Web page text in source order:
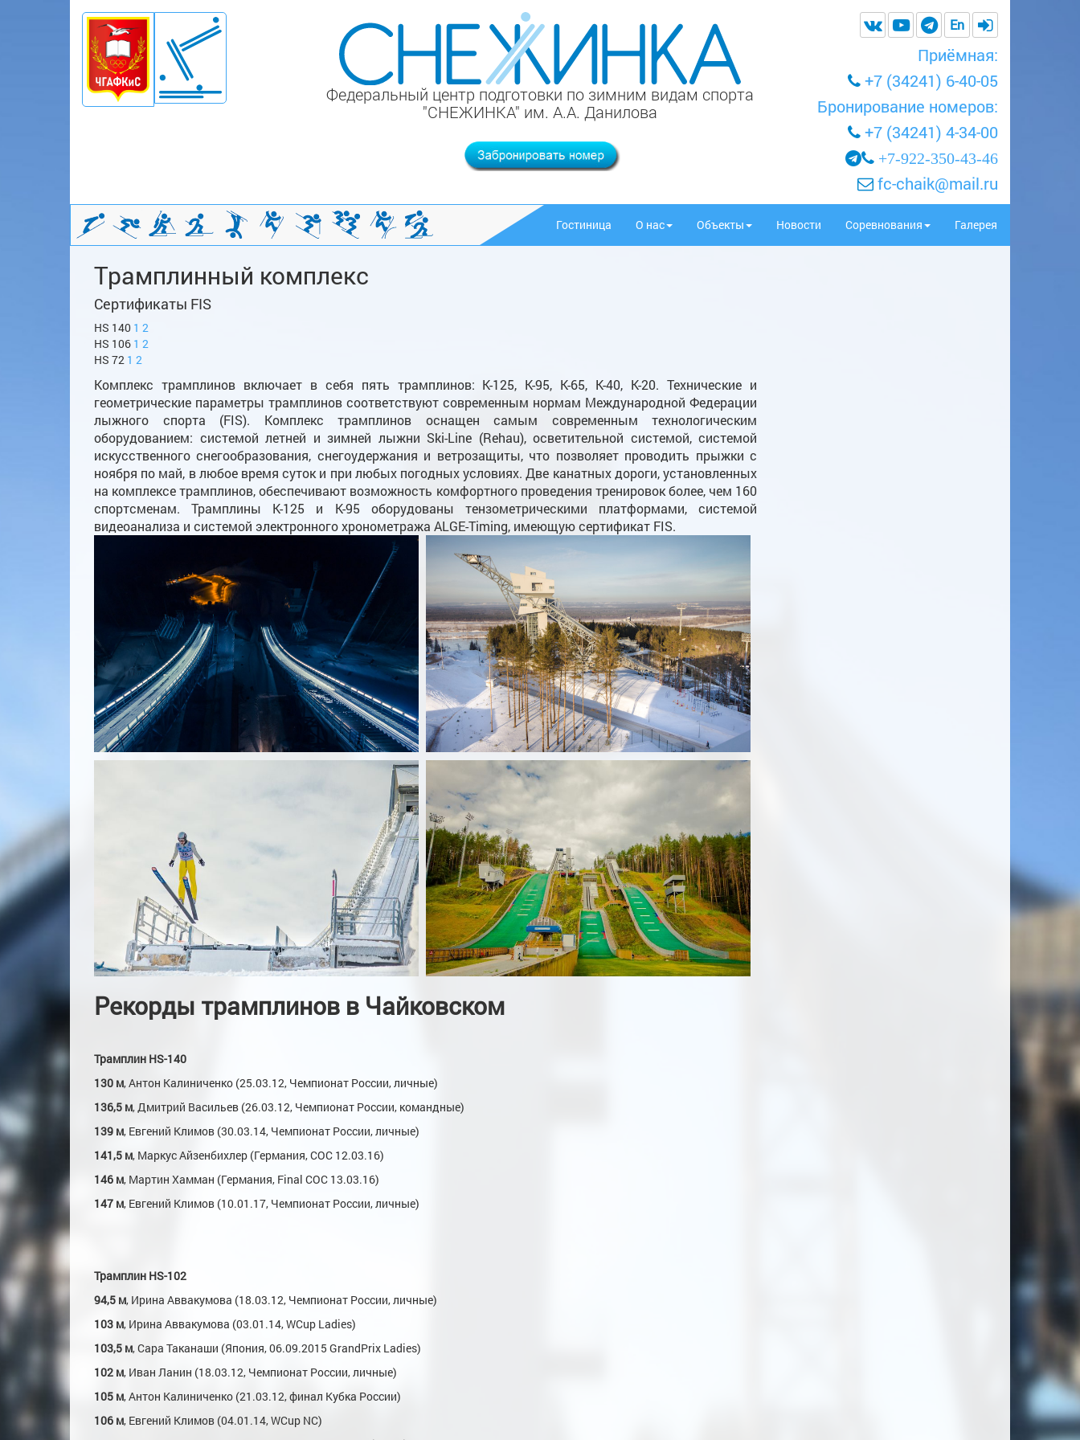
En
Приёмная:
+7 (34241) 6-40-05
Бронирование номеров:
+7 (34241) 4-34-00
+7-922-350-43-46
fc-chaik@mail.ru
Федеральный центр подготовки по зимним видам спорта
"СНЕЖИНКА" им. А.А. Данилова
Гостиница О нас Объекты Новости Соревнования Галерея
Трамплинный комплекс
Сертификаты FIS
HS 140 1 2
HS 106 1 2
HS 72 1 2
Комплекс трамплинов включает в себя пять трамплинов: К-125, К-95, К-65, К-40, К-20. Технические и
геометрические параметры трамплинов соответствуют современным нормам Международной Федерации
лыжного спорта (FIS). Комплекс трамплинов оснащен самым современным технологическим
оборудованием: системой летней и зимней лыжни Ski-Line (Rehau), осветительной системой, системой
искусственного снегообразования, снегоудержания и ветрозащиты, что позволяет проводить прыжки с
ноября по май, в любое время суток и при любых погодных условиях. Две канатных дороги, установленных
на комплексе трамплинов, обеспечивают возможность комфортного проведения тренировок более, чем 160
спортсменам. Трамплины К-125 и К-95 оборудованы тензометрическими платформами, системой
видеоанализа и системой электронного хронометража ALGE-Timing, имеющую сертификат FIS.
Рекорды трамплинов в Чайковском
Трамплин HS-140
130 м, Антон Калиниченко (25.03.12, Чемпионат России, личные)
136,5 м, Дмитрий Васильев (26.03.12, Чемпионат России, командные)
139 м, Евгений Климов (30.03.14, Чемпионат России, личные)
141,5 м, Маркус Айзенбихлер (Германия, COC 12.03.16)
146 м, Мартин Хамман (Германия, Final COC 13.03.16)
147 м, Евгений Климов (10.01.17, Чемпионат России, личные)
Трамплин HS-102
94,5 м, Ирина Аввакумова (18.03.12, Чемпионат России, личные)
103 м, Ирина Аввакумова (03.01.14, WCup Ladies)
103,5 м, Сара Таканаши (Япония, 06.09.2015 GrandPrix Ladies)
102 м, Иван Ланин (18.03.12, Чемпионат России, личные)
105 м, Антон Калиниченко (21.03.12, финал Кубка России)
106 м, Евгений Климов (04.01.14, WCup NC)